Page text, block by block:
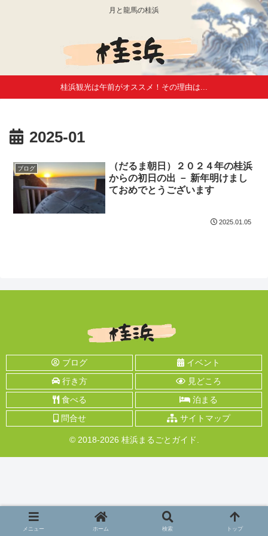
月と龍馬の桂浜
桂浜観光は午前がオススメ！その理由は...
2025-01
ブログ
（だるま朝日）２０２４年の桂浜
からの初日の出 － 新年明けまし
ておめでとうございます
2025.01.05
ブログ
イベント
行き方
見どころ
食べる
泊まる
問合せ
サイトマップ
© 2018-2026 桂浜まるごとガイド.
メニュー ホーム 検索 トップ